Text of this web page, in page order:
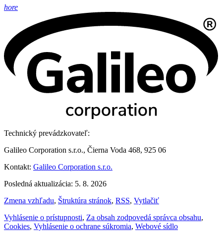
hore
Technický prevádzkovateľ:
Galileo Corporation s.r.o., Čierna Voda 468, 925 06
Kontakt: Galileo Corporation s.r.o.
Posledná aktualizácia: 5. 8. 2026
Zmena vzhľadu, Štruktúra stránok, RSS, Vytlačiť
Vyhlásenie o prístupnosti, Za obsah zodpovedá správca obsahu,
Cookies, Vyhlásenie o ochrane súkromia, Webové sídlo